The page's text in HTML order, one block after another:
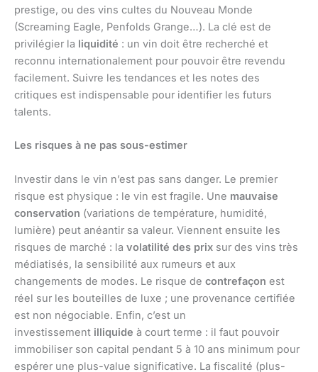
prestige, ou des vins cultes du Nouveau Monde
(Screaming Eagle, Penfolds Grange…). La clé est de
privilégier la liquidité : un vin doit être recherché et
reconnu internationalement pour pouvoir être revendu
facilement. Suivre les tendances et les notes des
critiques est indispensable pour identifier les futurs
talents.
Les risques à ne pas sous-estimer
Investir dans le vin n’est pas sans danger. Le premier
risque est physique : le vin est fragile. Une mauvaise
conservation (variations de température, humidité,
lumière) peut anéantir sa valeur. Viennent ensuite les
risques de marché : la volatilité des prix sur des vins très
médiatisés, la sensibilité aux rumeurs et aux
changements de modes. Le risque de contrefaçon est
réel sur les bouteilles de luxe ; une provenance certifiée
est non négociable. Enfin, c’est un
investissement illiquide à court terme : il faut pouvoir
immobiliser son capital pendant 5 à 10 ans minimum pour
espérer une plus-value significative. La fiscalité (plus-